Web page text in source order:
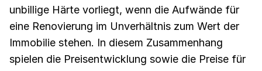
unbillige Härte vorliegt, wenn die Aufwände für
eine Renovierung im Unverhältnis zum Wert der
Immobilie stehen. In diesem Zusammenhang
spielen die Preisentwicklung sowie die Preise für